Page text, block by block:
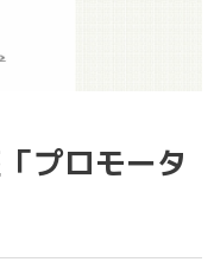
プロモータ